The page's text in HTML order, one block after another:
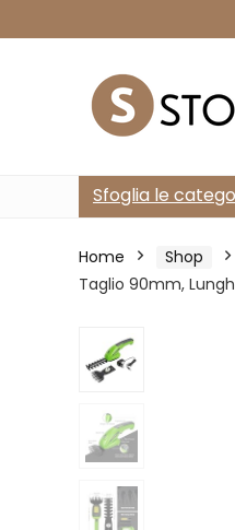
Sfoglia le
Home Shop
Taglio 90mm,